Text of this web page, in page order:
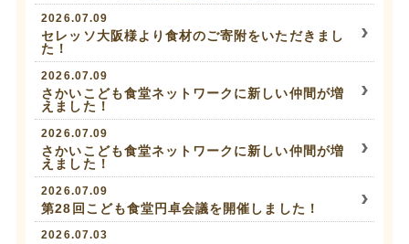
2026.07.09
セレッソ大阪様より食材のご寄附をいただきまし
た！
2026.07.09
さかいこども食堂ネットワークに新しい仲間が増
えました！
2026.07.09
さかいこども食堂ネットワークに新しい仲間が増
えました！
2026.07.09
第28回こども食堂円卓会議を開催しました！
2026.07.03